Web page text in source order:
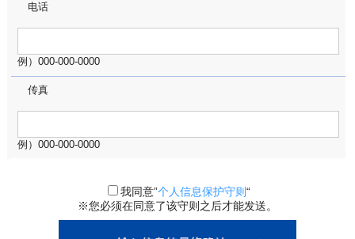
电话
例）000-000-0000
传真
例）000-000-0000
我同意”个人信息保护守则“
※您必须在同意了该守则之后才能发送。